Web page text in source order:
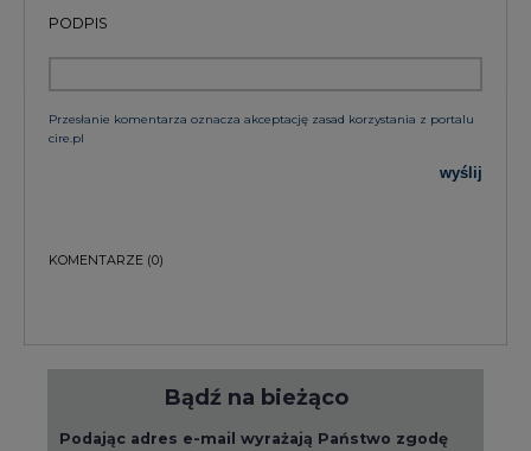
PODPIS
Przesłanie komentarza oznacza akceptację zasad korzystania z portalu
cire.pl
wyślij
KOMENTARZE (0)
Bądź na bieżąco
Podając adres e-mail wyrażają Państwo zgodę